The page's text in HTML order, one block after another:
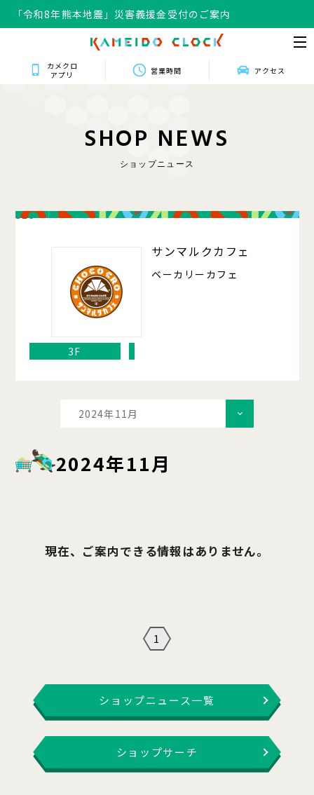
「令和8年熊本地震」災害義援金受付のご案内
カメクロ
アプリ
営業時間 アクセス
SHOP NEWS
ショップニュース
320
サンマルクカフェ
ベーカリーカフェ
3F
2024年11月
2024年11月
現在、ご案内できる情報はありません。
1
ショップニュース一覧
ショップサーチ